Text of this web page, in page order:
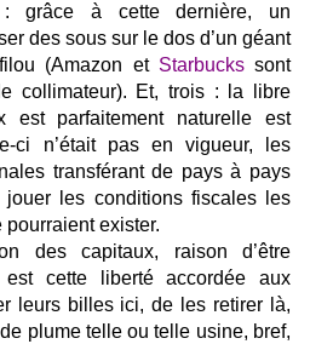
grâce à cette dernière, un
des sous sur le dos d’un géant
(Amazon et Starbucks sont
collimateur). Et, trois : la libre
est parfaitement naturelle est
ci n’était pas en vigueur, les
transférant de pays à pays
jouer les conditions fiscales les
exister.
des capitaux, raison d’être
est cette liberté accordée aux
leurs billes ici, de les retirer là,
plume telle ou telle usine, bref,